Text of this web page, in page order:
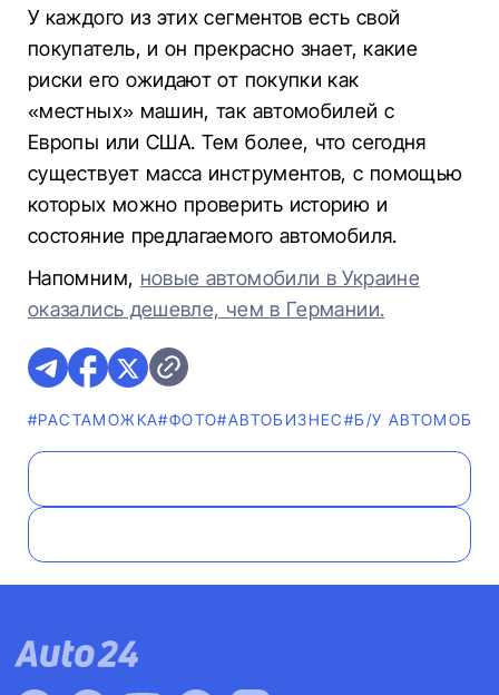
У каждого из этих сегментов есть свой
покупатель, и он прекрасно знает, какие
риски его ожидают от покупки как
«местных» машин, так автомобилей с
Европы или США. Тем более, что сегодня
существует масса инструментов, с помощью
которых можно проверить историю и
состояние предлагаемого автомобиля.
Напомним, новые автомобили в Украине
оказались дешевле, чем в Германии.
#РАСТАМОЖКА#ФОТО#AВТОБИЗНЕС#Б/У